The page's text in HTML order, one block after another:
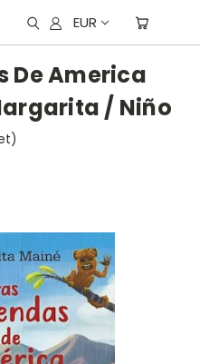
EUR
De America
/ Niño